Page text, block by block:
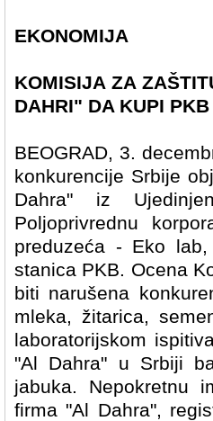
EKONOMIJA
KOMISIJA ZA
DAHRI" DA KUPI
BEOGRAD, 3.
konkurencije Srbije
Dahra" iz
Poljoprivrednu
preduzeća - Eko
stanica PKB. Ocena
biti narušena
mleka, žitarica,
laboratorijskom
"Al Dahra" u Srbiji
jabuka. Nepokretnu
firma "Al Dahra",